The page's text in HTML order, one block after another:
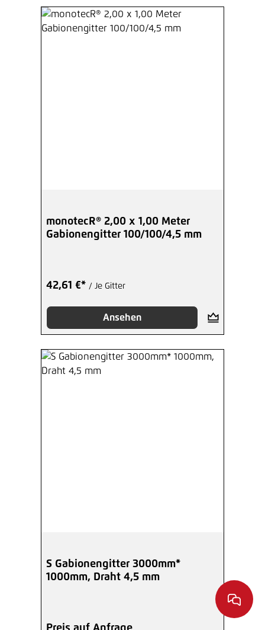
monotecR® 2,00 x 1,00 Meter
Gabionengitter 100/100/4,5 mm
42,61 €* / Je Gitter
Ansehen
S Gabionengitter 3000mm*
1000mm, Draht 4,5 mm